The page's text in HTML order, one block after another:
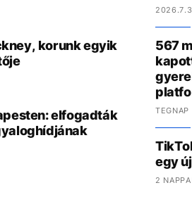
korunk egyik
elfogadták
567
TEGNAP
egy
2